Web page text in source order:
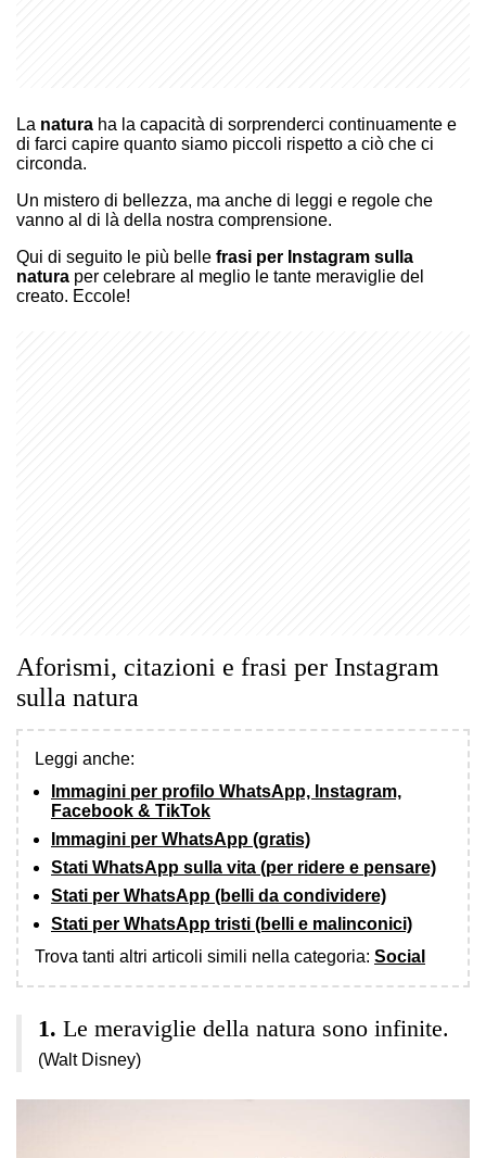
La natura ha la capacità di sorprenderci continuamente e
di farci capire quanto siamo piccoli rispetto a ciò che ci
circonda.
Un mistero di bellezza, ma anche di leggi e regole che
vanno al di là della nostra comprensione.
Qui di seguito le più belle frasi per Instagram sulla
natura per celebrare al meglio le tante meraviglie del
creato. Eccole!
Aforismi, citazioni e frasi per Instagram
sulla natura
Leggi anche:
Immagini per profilo WhatsApp, Instagram,
Facebook & TikTok
Immagini per WhatsApp (gratis)
Stati WhatsApp sulla vita (per ridere e pensare)
Stati per WhatsApp (belli da condividere)
Stati per WhatsApp tristi (belli e malinconici)
Trova tanti altri articoli simili nella categoria: Social
Le meraviglie della natura sono infinite.
(Walt Disney)